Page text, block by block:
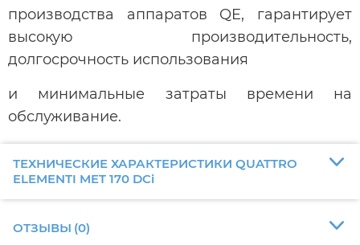
производства аппаратов QE, гарантирует
высокую производительность,
долгосрочность использования
и минимальные затраты времени на
обслуживание.
ТЕХНИЧЕСКИЕ ХАРАКТЕРИСТИКИ QUATTRO
ELEMENTI MET 170 DCi
ОТЗЫВЫ (0)